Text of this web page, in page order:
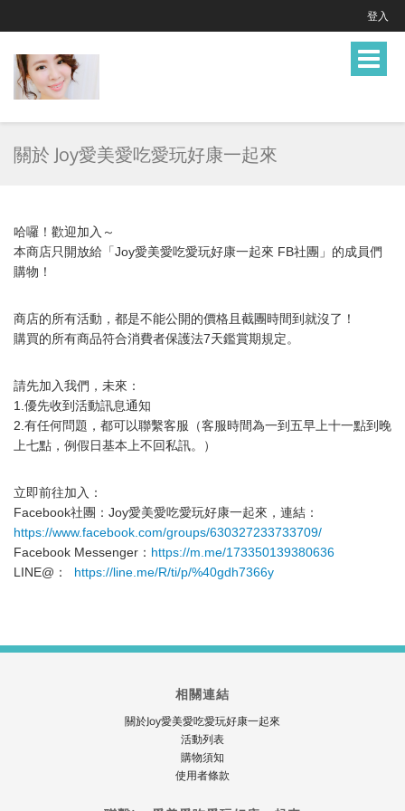
登入
Toggle
關於 Joy愛美愛吃愛玩好康一起來
哈囉！歡迎加入～
本商店只開放給「Joy愛美愛吃愛玩好康一起來 FB社團」的成員們
購物！
商店的所有活動，都是不能公開的價格且截團時間到就沒了！
購買的所有商品符合消費者保護法7天鑑賞期規定。
請先加入我們，未來：
1.優先收到活動訊息通知
2.有任何問題，都可以聯繫客服（客服時間為一到五早上十一點到晚
上七點，例假日基本上不回私訊。）
立即前往加入：
Facebook社團：Joy愛美愛吃愛玩好康一起來，連結：
https://www.facebook.com/groups/630327233733709/
Facebook Messenger： https://m.me/173350139380636
LINE@： https://line.me/R/ti/p/%40gdh7366y
相關連結
關於Joy愛美愛吃愛玩好康一起來
活動列表
購物須知
使用者條款